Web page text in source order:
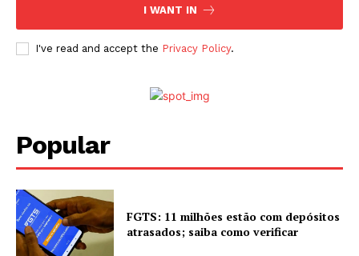
I WANT IN
I've read and accept the Privacy Policy.
Popular
FGTS: 11 milhões estão com depósitos
atrasados; saiba como verificar